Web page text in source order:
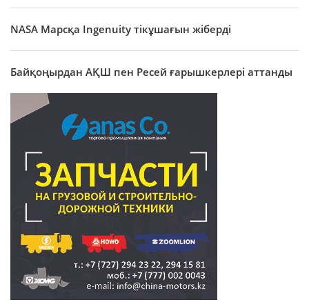
NASA Марсқа Ingenuity тікұшағын жіберді
Байқоңырдан АҚШ пен Ресей ғарышкерлері аттанды